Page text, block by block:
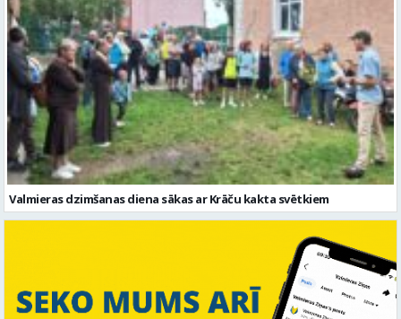
Valmieras dzimšanas diena sākas ar Krāču kakta svētkiem